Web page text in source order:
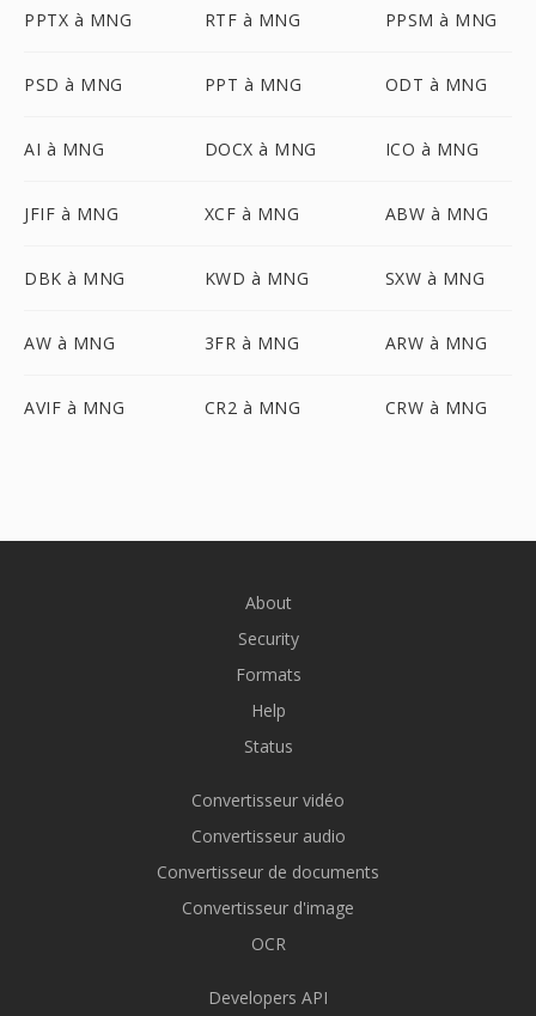
PPTX à MNG RTF à MNG PPSM à MNG
PSD à MNG PPT à MNG ODT à MNG
AI à MNG DOCX à MNG ICO à MNG
JFIF à MNG XCF à MNG ABW à MNG
DBK à MNG KWD à MNG SXW à MNG
AW à MNG 3FR à MNG ARW à MNG
AVIF à MNG CR2 à MNG CRW à MNG
About
Security
Formats
Help
Status
Convertisseur vidéo
Convertisseur audio
Convertisseur de documents
Convertisseur d'image
OCR
Developers API